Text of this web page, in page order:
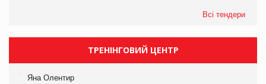
Всі тендери
ТРЕНІНГОВИЙ ЦЕНТР
Яна Олентир